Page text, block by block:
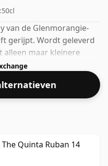
50cl
van de Glenmorangie-
gerijpt. Wordt geleverd
alleen maar kleinere
je vrienden!
Quinta Ruban 14